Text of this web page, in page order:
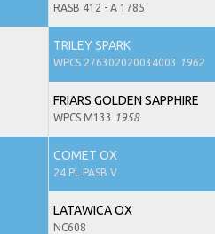
RASB 412 - A 1785
TRILEY SPARK
WPCS 276302020034003 1962
FRIARS GOLDEN SAPPHIRE
WPCS M133 1958
COMET OX
24 PL PASB V
LATAWICA OX
NC608